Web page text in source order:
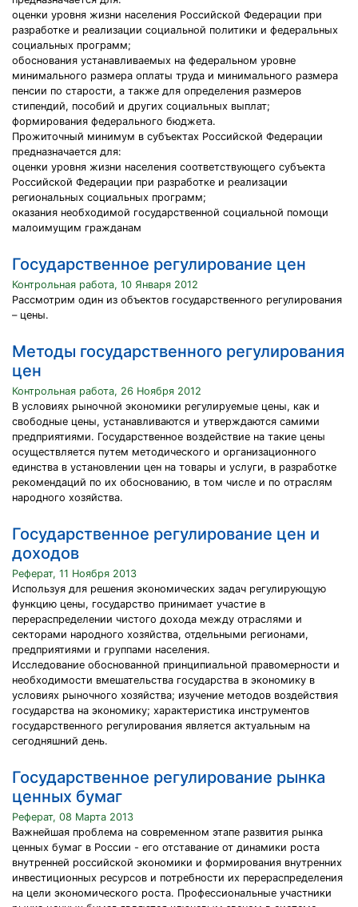
оценки уровня жизни населения Российской Федерации при
разработке и реализации социальной политики и федеральных
социальных программ;
обоснования устанавливаемых на федеральном уровне
минимального размера оплаты труда и минимального размера
пенсии по старости, а также для определения размеров
стипендий, пособий и других социальных выплат;
формирования федерального бюджета.
Прожиточный минимум в субъектах Российской Федерации
предназначается для:
оценки уровня жизни населения соответствующего субъекта
Российской Федерации при разработке и реализации
региональных социальных программ;
оказания необходимой государственной социальной помощи
малоимущим гражданам
Государственное регулирование цен
Контрольная работа, 10 Января 2012
Рассмотрим один из объектов государственного регулирования
– цены.
Методы государственного регулирования
цен
Контрольная работа, 26 Ноября 2012
В условиях рыночной экономики регулируемые цены, как и
свободные цены, устанавливаются и утверждаются самими
предприятиями. Государственное воздействие на такие цены
осуществляется путем методического и организационного
единства в установлении цен на товары и услуги, в разработке
рекомендаций по их обоснованию, в том числе и по отраслям
народного хозяйства.
Государственное регулирование цен и
доходов
Реферат, 11 Ноября 2013
Используя для решения экономических задач регулирующую
функцию цены, государство принимает участие в
перераспределении чистого дохода между отраслями и
секторами народного хозяйства, отдельными регионами,
предприятиями и группами населения.
Исследование обоснованной принципиальной правомерности и
необходимости вмешательства государства в экономику в
условиях рыночного хозяйства; изучение методов воздействия
государства на экономику; характеристика инструментов
государственного регулирования является актуальным на
сегодняшний день.
Государственное регулирование рынка
ценных бумаг
Реферат, 08 Марта 2013
Важнейшая проблема на современном этапе развития рынка
ценных бумаг в России - его отставание от динамики роста
внутренней российской экономики и формирования внутренних
инвестиционных ресурсов и потребности их перераспределения
на цели экономического роста. Профессиональные участники